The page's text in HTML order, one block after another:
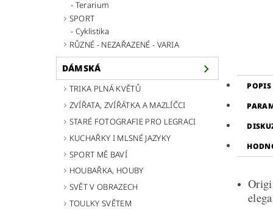
Terarium
SPORT
Cyklistika
RŮZNÉ - NEZAŘAZENÉ - VARIA
DÁMSKÁ
TRIKA PLNÁ KVĚTŮ
ZVÍŘATA, ZVÍŘÁTKA A MAZLÍČCI
STARÉ FOTOGRAFIE PRO LEGRACI
KUCHAŘKY I MLSNÉ JAZYKY
SPORT MĚ BAVÍ
HOUBAŘKA, HOUBY
SVĚT V OBRAZECH
TOULKY SVĚTEM
POPIS